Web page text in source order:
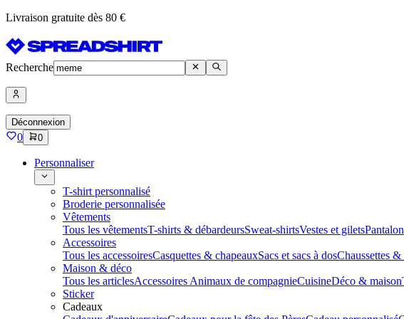
Livraison gratuite dès 80 €
Recherche
Déconnexion
0 0
Personnaliser
T-shirt personnalisé
Broderie personnalisée
Vêtements
Tous les vêtementsT-shirts & débardeursSweat-shirtsVestes et gilets
Accessoires
Tous les accessoiresCasquettes & chapeauxSacs et sacs à dosChaussettes &
Maison & déco
Tous les articlesAccessoires Animaux de compagnieCuisineDéco & maison
Sticker
Cadeaux